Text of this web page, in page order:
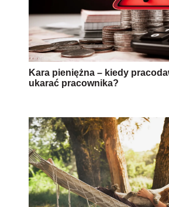
Kara pieniężna – kiedy
ukarać pracownika?